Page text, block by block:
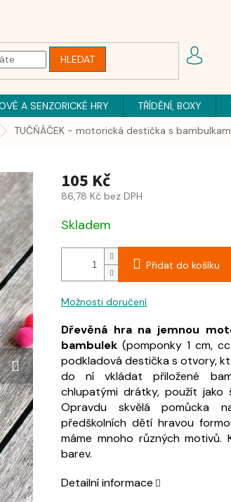
HLEDAT
A SENZORICKÉ HRY TŘÍDĚNÍ, BOXY
TUČŇÁČEK - motorická destička s
105 Kč
86,78 Kč bez DPH
Skladem
Přidat do košíku
Možnosti doručení
Dřevěná hra na jemnou
bambulek (pomponky 1 cm,
podkladová destička s otvory,
do ní vkládat přiložené
chlupatými drátky, použít jako
Opravdu skvělá pomůcka
předškolních dětí hravou
máme mnoho různých motivů.
barev.
Detailní informace